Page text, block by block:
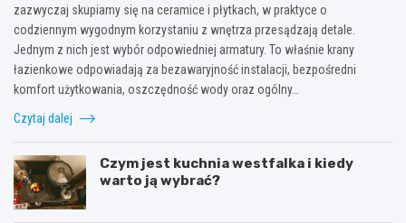
zazwyczaj skupiamy się na ceramice i płytkach, w praktyce o
codziennym wygodnym korzystaniu z wnętrza przesądzają detale.
Jednym z nich jest wybór odpowiedniej armatury. To właśnie krany
łazienkowe odpowiadają za bezawaryjność instalacji, bezpośredni
komfort użytkowania, oszczędność wody oraz ogólny…
Czytaj dalej
Czym jest kuchnia westfalka i kiedy
warto ją wybrać?